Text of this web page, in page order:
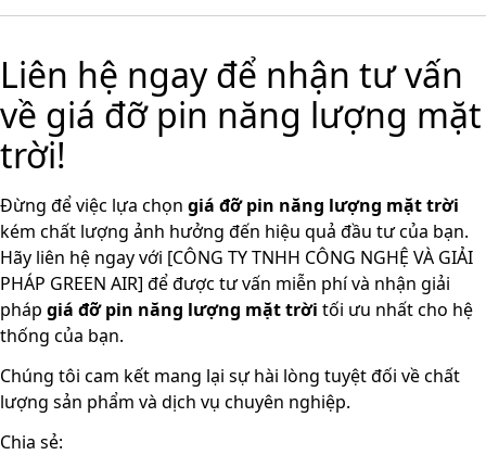
Liên hệ ngay để nhận tư vấn
về giá đỡ pin năng lượng mặt
trời!
Đừng để việc lựa chọn giá đỡ pin năng lượng mặt trời
kém chất lượng ảnh hưởng đến hiệu quả đầu tư của bạn.
Hãy liên hệ ngay với [CÔNG TY TNHH CÔNG NGHỆ VÀ GIẢI
PHÁP GREEN AIR] để được tư vấn miễn phí và nhận giải
pháp giá đỡ pin năng lượng mặt trời tối ưu nhất cho hệ
thống của bạn.
Chúng tôi cam kết mang lại sự hài lòng tuyệt đối về chất
lượng sản phẩm và dịch vụ chuyên nghiệp.
Chia sẻ: